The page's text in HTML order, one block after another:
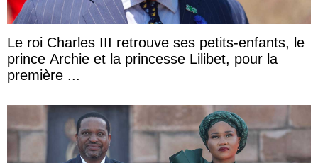
Le roi Charles III retrouve ses petits-enfants, le
prince Archie et la princesse Lilibet, pour la
première ...